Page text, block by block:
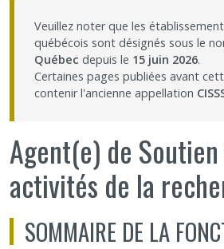
Plan du site
Espace membre
Veuillez noter que les
québécois sont désignés sous le
Québec depuis le 15 juin 2026.
Certaines pages publiées avant
contenir l'ancienne appellation
Agent(e) de
activités de la
SOMMAIRE DE LA